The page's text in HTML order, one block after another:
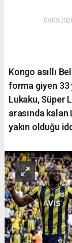
Kongo asıllı
forma giyen 33
Lukaku, Süper
arasında kalan
yakın olduğu